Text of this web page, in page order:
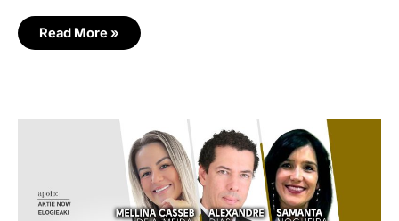
Read More »
Benchmark
internacional:
conhecimento
em
cultura
cliente